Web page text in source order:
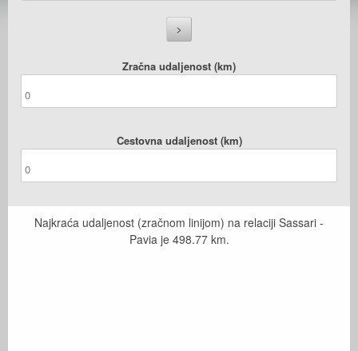
Zračna udaljenost (km)
Cestovna udaljenost (km)
Najkraća udaljenost (zračnom linijom) na relaciji Sassari -
Pavia je 498.77km.